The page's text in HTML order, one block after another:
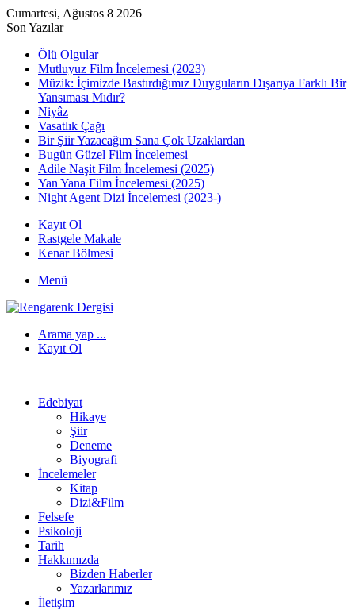
Cumartesi, Ağustos 8 2026
Son Yazılar
Ölü Olgular
Mutluyuz Film İncelemesi (2023)
Müzik: İçimizde Bastırdığımız Duyguların Dışarıya Farklı Bir
Yansıması Mıdır?
Niyâz
Vasatlık Çağı
Bir Şiir Yazacağım Sana Çok Uzaklardan
Bugün Güzel Film İncelemesi
Adile Naşit Film İncelemesi (2025)
Yan Yana Film İncelemesi (2025)
Night Agent Dizi İncelemesi (2023-)
Kayıt Ol
Rastgele Makale
Kenar Bölmesi
Menü
Arama yap ...
Kayıt Ol
Edebiyat
Hikaye
Şiir
Deneme
Biyografi
İncelemeler
Kitap
Dizi&Film
Felsefe
Psikoloji
Tarih
Hakkımızda
Bizden Haberler
Yazarlarımız
İletişim